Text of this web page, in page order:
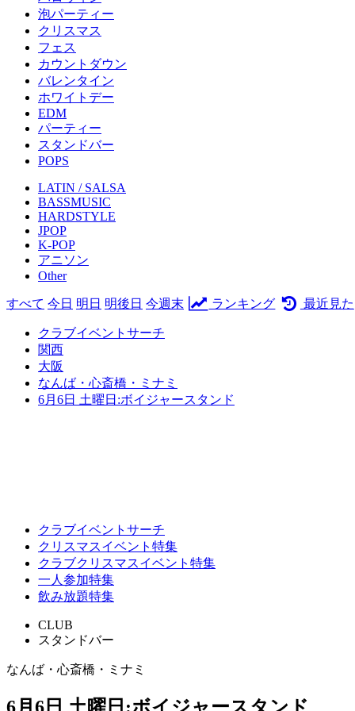
泡パーティー
クリスマス
フェス
カウントダウン
バレンタイン
ホワイトデー
EDM
パーティー
スタンドバー
POPS
LATIN / SALSA
BASSMUSIC
HARDSTYLE
JPOP
K-POP
アニソン
Other
すべて 今日 明日 明後日 今週末 ランキング 最近見た
クラブイベントサーチ
関西
大阪
なんば・心斎橋・ミナミ
6月6日 土曜日:ボイジャースタンド
クラブイベントサーチ
クリスマスイベント特集
クラブクリスマスイベント特集
一人参加特集
飲み放題特集
CLUB
スタンドバー
なんば・心斎橋・ミナミ
6月6日 土曜日:ボイジャースタンド